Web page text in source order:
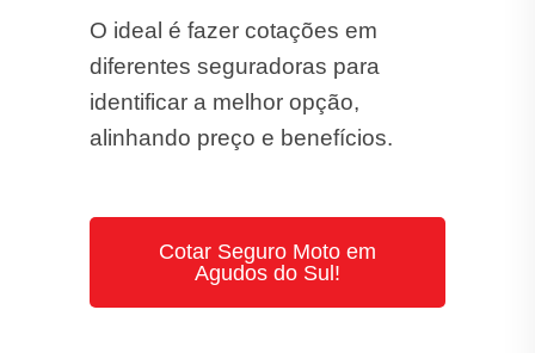
O ideal é fazer cotações em
diferentes seguradoras para
identificar a melhor opção,
alinhando preço e benefícios.
Cotar Seguro Moto em
Agudos do Sul!